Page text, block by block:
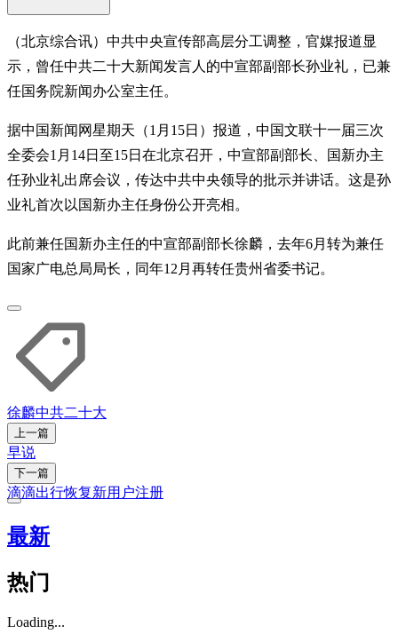
（北京综合讯）中共中央宣传部高层分工调整，官媒报道显
示，曾任中共二十大新闻发言人的中宣部副部长孙业礼，已兼
任国务院新闻办公室主任。
据中国新闻网星期天（1月15日）报道，中国文联十一届三次
全委会1月14日至15日在北京召开，中宣部副部长、国新办主
任孙业礼出席会议，传达中共中央领导的批示并讲话。这是孙
业礼首次以国新办主任身份公开亮相。
此前兼任国新办主任的中宣部副部长徐麟，去年6月转为兼任
国家广电总局局长，同年12月再转任贵州省委书记。
徐麟中共二十大
上一篇
早说
下一篇
滴滴出行恢复新用户注册
最新
热门
Loading...